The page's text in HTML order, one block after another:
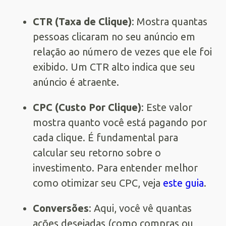
CTR (Taxa de Clique): Mostra quantas
pessoas clicaram no seu anúncio em
relação ao número de vezes que ele foi
exibido. Um CTR alto indica que seu
anúncio é atraente.
CPC (Custo Por Clique): Este valor
mostra quanto você está pagando por
cada clique. É fundamental para
calcular seu retorno sobre o
investimento. Para entender melhor
como otimizar seu CPC, veja este guia.
Conversões: Aqui, você vê quantas
ações desejadas (como compras ou